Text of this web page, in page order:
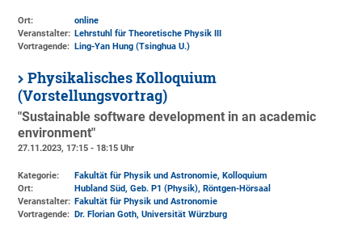
Ort:
online
Veranstalter: Lehrstuhl für Theoretische Physik III
Vortragende:
Ling-Yan Hung (Tsinghua U.)
Physikalisches Kolloquium
(Vorstellungsvortrag)
"Sustainable software development in an academic
environment"
27.11.2023, 17:15 - 18:15 Uhr
Kategorie:
Fakultät für Physik und Astronomie, Kolloquium
Ort:
Hubland Süd, Geb. P1 (Physik), Röntgen-Hörsaal
Veranstalter: Fakultät für Physik und Astronomie
Vortragende: Dr. Florian Goth, Universität Würzburg